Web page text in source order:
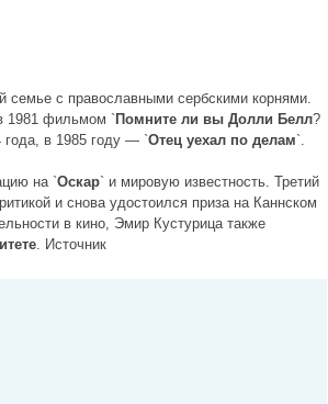
с православными сербскими корнями.
1981 фильмом `Помните ли вы Долли Белл?
в 1985 году — `Отец уехал по делам`.
на `Оскар` и мировую известность. Третий
и снова удостоился приза на Каннском
в кино, Эмир Кустурица также
. Источник